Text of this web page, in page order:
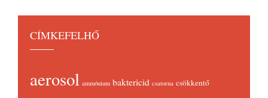
CÍMKEFELHŐ
aerosol ammónium baktericid csatorna csökkentő